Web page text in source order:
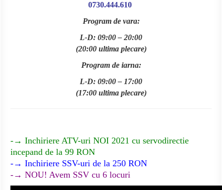
0730.444.610
Program de vara:
L-D: 09:00 – 20:00
(20:00 ultima plecare)
Program de iarna:
L-D: 09:00 – 17:00
(17:00 ultima plecare)
-→ Inchiriere ATV-uri NOI 2021 cu servodirectie
incepand de la 99 RON
-→ Inchiriere SSV-uri de la 250 RON
-→ NOU! Avem SSV cu 6 locuri